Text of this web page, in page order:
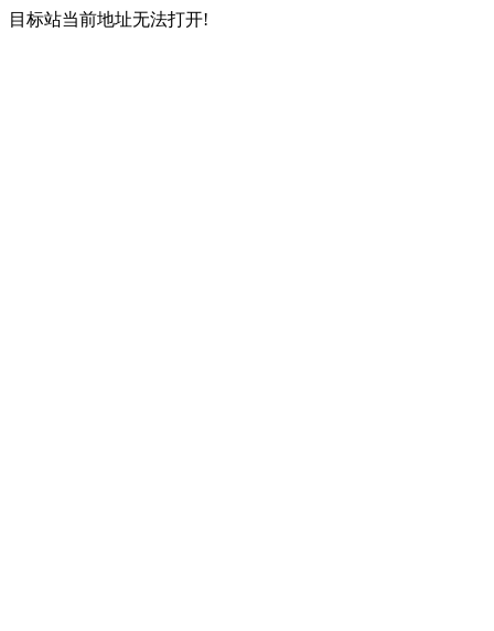
目标站当前地址无法打开!